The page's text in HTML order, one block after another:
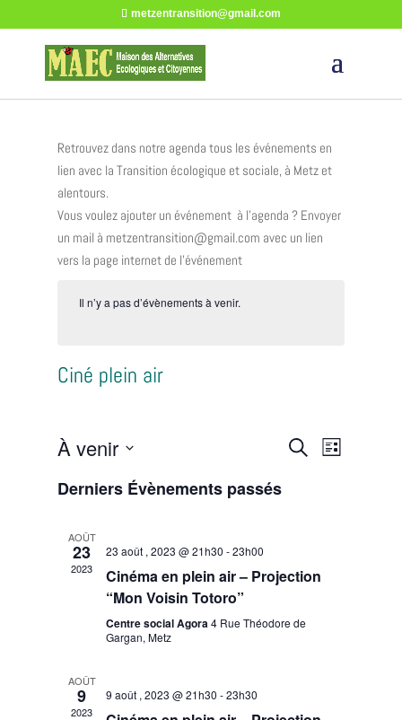
metzentransition@gmail.com
Retrouvez dans notre agenda tous les événements en
lien avec la Transition écologique et sociale, à Metz et
alentours.
Vous voulez ajouter un événement à l’agenda ? Envoyer
un mail à metzentransition@gmail.com avec un lien
vers la page internet de l’événement
Il n’y a pas d’évènements à venir.
Ciné plein air
Recherche
vues
Recherche
Liste
À venir
une
Derniers Évènements passés
AOÛT
23
2023
23 août , 2023 @ 21h30 -23h00
Cinéma en plein air – Projection
“Mon Voisin Totoro”
Centre social Agora4 Rue Théodore de
Gargan, Metz
AOÛT
9
2023
9 août , 2023 @ 21h30 -23h30